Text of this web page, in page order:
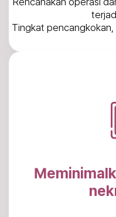
Tingkat pencangkokan,